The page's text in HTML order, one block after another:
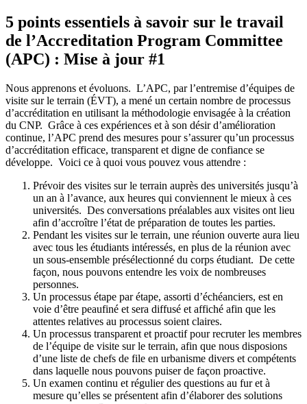
5 points essentiels à savoir sur le travail
de l’Accreditation Program Committee
(APC) : Mise à jour #1
Nous apprenons et évoluons. L’APC, par l’entremise d’équipes de
visite sur le terrain (ÉVT), a mené un certain nombre de processus
d’accréditation en utilisant la méthodologie envisagée à la création
du CNP. Grâce à ces expériences et à son désir d’amélioration
continue, l’APC prend des mesures pour s’assurer qu’un processus
d’accréditation efficace, transparent et digne de confiance se
développe. Voici ce à quoi vous pouvez vous attendre :
Prévoir des visites sur le terrain auprès des universités jusqu’à
un an à l’avance, aux heures qui conviennent le mieux à ces
universités. Des conversations préalables aux visites ont lieu
afin d’accroître l’état de préparation de toutes les parties.
Pendant les visites sur le terrain, une réunion ouverte aura lieu
avec tous les étudiants intéressés, en plus de la réunion avec
un sous-ensemble présélectionné du corps étudiant. De cette
façon, nous pouvons entendre les voix de nombreuses
personnes.
Un processus étape par étape, assorti d’échéanciers, est en
voie d’être peaufiné et sera diffusé et affiché afin que les
attentes relatives au processus soient claires.
Un processus transparent et proactif pour recruter les membres
de l’équipe de visite sur le terrain, afin que nous disposions
d’une liste de chefs de file en urbanisme divers et compétents
dans laquelle nous pouvons puiser de façon proactive.
Un examen continu et régulier des questions au fur et à
mesure qu’elles se présentent afin d’élaborer des solutions